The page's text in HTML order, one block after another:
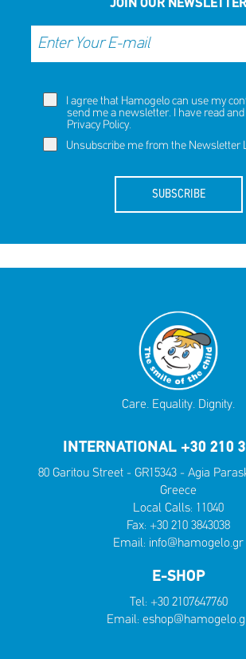
JOIN OUR NEWSLETTER
I agree that Hamogelo can use my
send me a newsletter. I have read
Privacy Policy.
Unsubscribe me from the Newsletter
SUBSCRIBE
Care. Equality. Dignity.
INTERNATIONAL +30 210
80 Garitou Street - GR15343 - Agia
Greece
Local Calls: 11040
Fax: +30 210 3843038
Email: info@hamogelo.gr
E-SHOP
Tel: +30 2107647760
Email: